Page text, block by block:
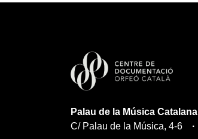
Palau de la Música Catalana
C/ Palau de la Música, 4-6